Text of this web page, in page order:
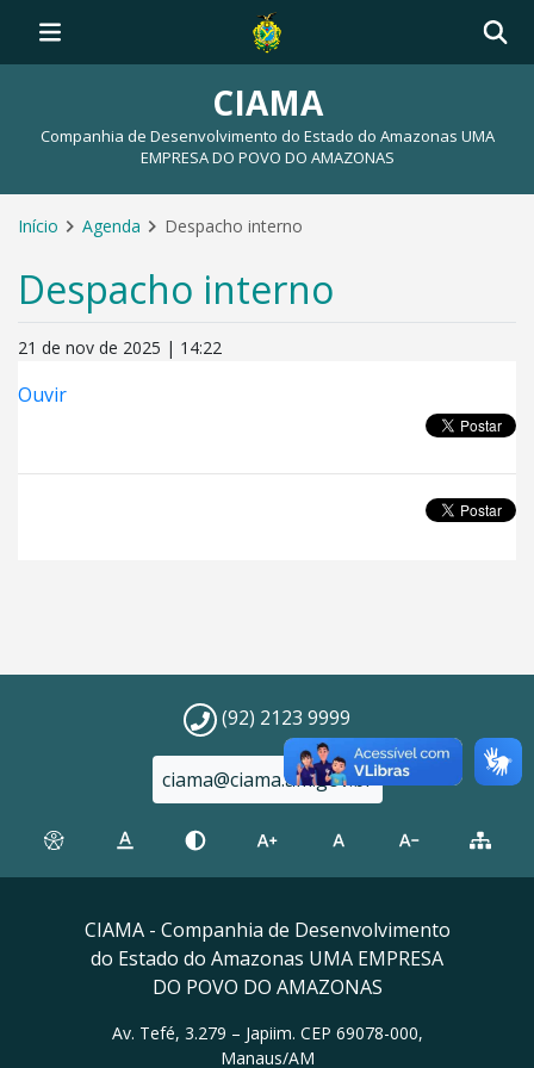
CIAMA
Companhia de Desenvolvimento do Estado do Amazonas UMA
EMPRESA DO POVO DO AMAZONAS
Início Agenda Despacho interno
Despacho interno
21 de nov de 2025 | 14:22
Ouvir
(92) 2123 9999
ciama@ciama.am.gov.br
CIAMA - Companhia de Desenvolvimento
do Estado do Amazonas UMA EMPRESA
DO POVO DO AMAZONAS
Av. Tefé, 3.279 – Japiim. CEP 69078-000,
Manaus/AM